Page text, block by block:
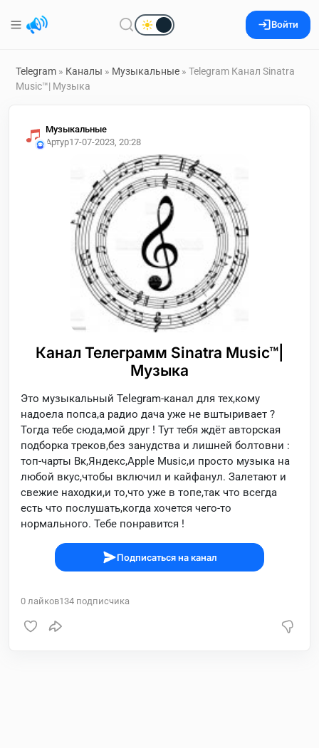
Войти
Telegram » Каналы » Музыкальные » Telegram Канал Sinatra
Music™| Музыка
Музыкальные
Артур17-07-2023, 20:28
Канал Телеграмм Sinatra Music™|
Музыка
Это музыкальный Telegram-канал для тех,кому
надоела попса,а радио дача уже не вштыривает ?
Тогда тебе сюда,мой друг ! Тут тебя ждёт авторская
подборка треков,без занудства и лишней болтовни :
топ-чарты Вк,Яндекс,Apple Music,и просто музыка на
любой вкус,чтобы включил и кайфанул. Залетают и
свежие находки,и то,что уже в топе,так что всегда
есть что послушать,когда хочется чего-то
нормального. Тебе понравится !
Подписаться на канал
0 лайков134 подписчика